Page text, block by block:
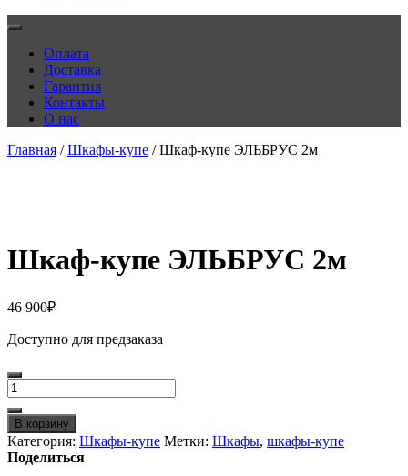
Оплата
Доставка
Гарантия
Контакты
О нас
Главная /Шкафы-купе / Шкаф-купе ЭЛЬБРУС 2м
Шкаф-купе ЭЛЬБРУС 2м
46 900₽
Доступно для предзаказа
Количество
товара
Шкаф-
купе
ЭЛЬБРУС
2м
В корзину
Категория: Шкафы-купе Метки: Шкафы, шкафы-купе
Поделиться